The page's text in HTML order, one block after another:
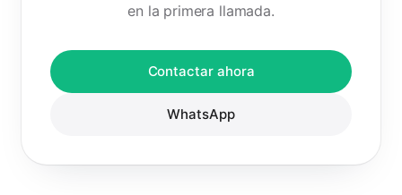
en la primera llamada.
Contactar ahora
WhatsApp